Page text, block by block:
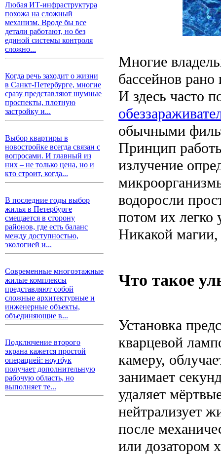
Любая ИТ-инфраструктура
похожа на сложный
механизм. Вроде бы все
детали работают, но без
единой системы контроля
сложно...
Когда речь заходит о жизни
в Санкт-Петербурге, многие
сразу представляют шумные
проспекты, плотную
застройку и...
Выбор квартиры в
новостройке всегда связан с
вопросами. И главный из
них – не только цена, но и
кто строит, когда...
В последние годы выбор
жилья в Петербурге
смещается в сторону
районов, где есть баланс
между доступностью,
экологией и...
Современные многоэтажные
жилые комплексы
представляют собой
сложные архитектурные и
инженерные объекты,
объединяющие в...
Подключение второго
экрана кажется простой
операцией: ноутбук
получает дополнительную
рабочую область, но
выполняет те...
Многие
бассейнов
И здесь часто
обычными
Принцип
излучение
водоросли
потом их легко
Никакой магии,
Что такое
Установка
кварцевой
камеру,
занимает
удаляет
нейтрализует
после
или дозатором